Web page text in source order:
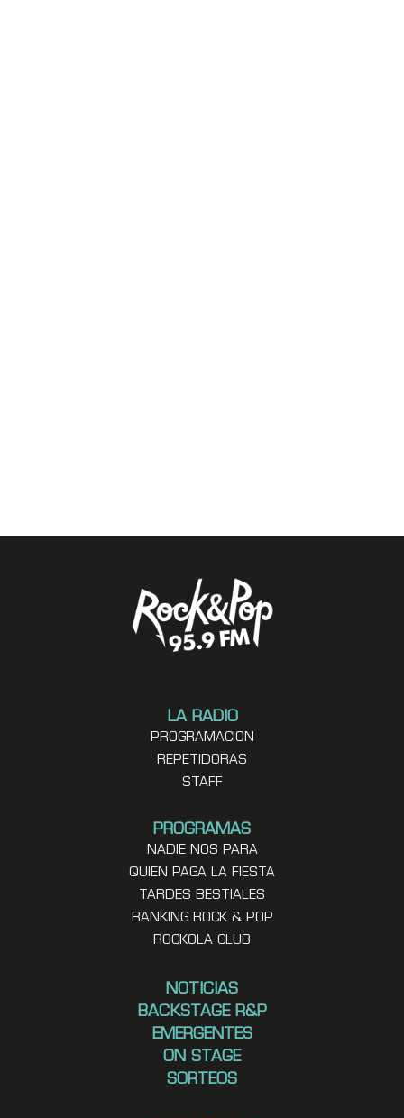
LA RADIO
PROGRAMACION
REPETIDORAS
STAFF
PROGRAMAS
NADIE NOS PARA
QUIEN PAGA LA FIESTA
TARDES BESTIALES
RANKING ROCK & POP
ROCKOLA CLUB
NOTICIAS
BACKSTAGE R&P
EMERGENTES
ON STAGE
SORTEOS